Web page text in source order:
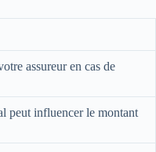
assureur en cas de
peut influencer le montant